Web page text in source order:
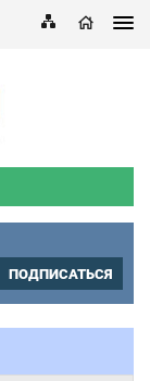
ПОДПИСАТЬСЯ